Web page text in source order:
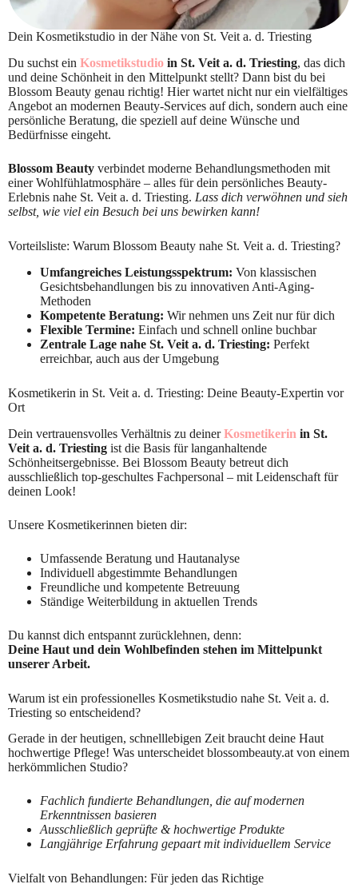
Dein Kosmetikstudio in der Nähe von St. Veit a. d. Triesting
Du suchst ein Kosmetikstudio in St. Veit a. d. Triesting, das dich
und deine Schönheit in den Mittelpunkt stellt? Dann bist du bei
Blossom Beauty genau richtig! Hier wartet nicht nur ein vielfältiges
Angebot an modernen Beauty-Services auf dich, sondern auch eine
persönliche Beratung, die speziell auf deine Wünsche und
Bedürfnisse eingeht.
Blossom Beauty verbindet moderne Behandlungsmethoden mit
einer Wohlfühlatmosphäre – alles für dein persönliches Beauty-
Erlebnis nahe St. Veit a. d. Triesting. Lass dich verwöhnen und sieh
selbst, wie viel ein Besuch bei uns bewirken kann!
Vorteilsliste: Warum Blossom Beauty nahe St. Veit a. d. Triesting?
Umfangreiches Leistungsspektrum: Von klassischen
Gesichtsbehandlungen bis zu innovativen Anti-Aging-
Methoden
Kompetente Beratung: Wir nehmen uns Zeit nur für dich
Flexible Termine: Einfach und schnell online buchbar
Zentrale Lage nahe St. Veit a. d. Triesting: Perfekt
erreichbar, auch aus der Umgebung
Kosmetikerin in St. Veit a. d. Triesting: Deine Beauty-Expertin vor
Ort
Dein vertrauensvolles Verhältnis zu deinerKosmetikerin in St.
Veit a. d. Triesting ist die Basis für langanhaltende
Schönheitsergebnisse. Bei Blossom Beauty betreut dich
ausschließlich top-geschultes Fachpersonal – mit Leidenschaft für
deinen Look!
Unsere Kosmetikerinnen bieten dir:
Umfassende Beratung und Hautanalyse
Individuell abgestimmte Behandlungen
Freundliche und kompetente Betreuung
Ständige Weiterbildung in aktuellen Trends
Du kannst dich entspannt zurücklehnen, denn:
Deine Haut und dein Wohlbefinden stehen im Mittelpunkt
unserer Arbeit.
Warum ist ein professionelles Kosmetikstudio nahe St. Veit a. d.
Triesting so entscheidend?
Gerade in der heutigen, schnelllebigen Zeit braucht deine Haut
hochwertige Pflege! Was unterscheidet blossombeauty.at von einem
herkömmlichen Studio?
Fachlich fundierte Behandlungen, die auf modernen
Erkenntnissen basieren
Ausschließlich geprüfte & hochwertige Produkte
Langjährige Erfahrung gepaart mit individuellem Service
Vielfalt von Behandlungen: Für jeden das Richtige